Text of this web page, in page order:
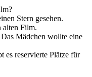
?
Stern gesehen.
alten Film.
Das Mädchen wollte eine
es reservierte Plätze für